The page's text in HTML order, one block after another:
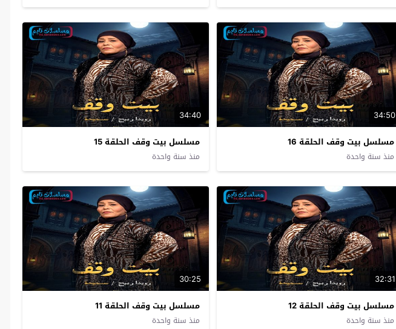
34:50
مسلسل بيت وقف الحلقة 16
منذ سنة واحدة
34:40
مسلسل بيت وقف الحلقة 15
منذ سنة واحدة
32:31
مسلسل بيت وقف الحلقة 12
منذ سنة واحدة
30:25
مسلسل بيت وقف الحلقة 11
منذ سنة واحدة